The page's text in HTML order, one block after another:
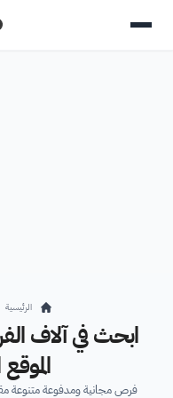
الرئيسية
ابحث في آلاف
فرص مجانية ومدفوعة متنوعة